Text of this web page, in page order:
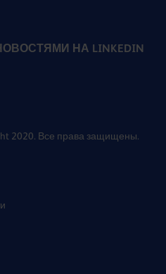
НА LINKEDIN
2020. Все права защищены.